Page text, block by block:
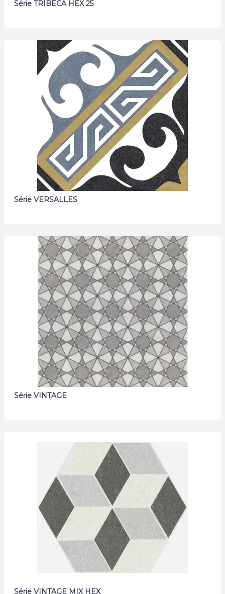
Série TRIBECA HEX 25
Série VERSALLES
Série VINTAGE
Série VINTAGE MIX HEX